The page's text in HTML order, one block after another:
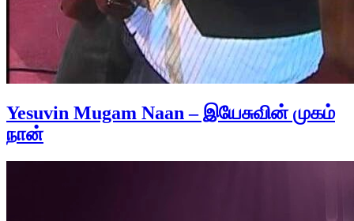
Yesuvin Mugam Naan – இயேசுவின் முகம்
நான்